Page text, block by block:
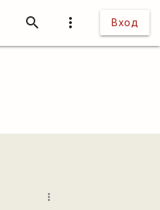
more_vert Вход
search
more_vert